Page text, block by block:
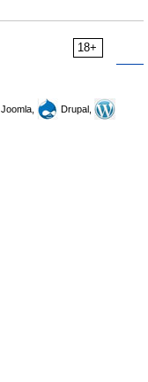
18+
Joomla,
Drupal,